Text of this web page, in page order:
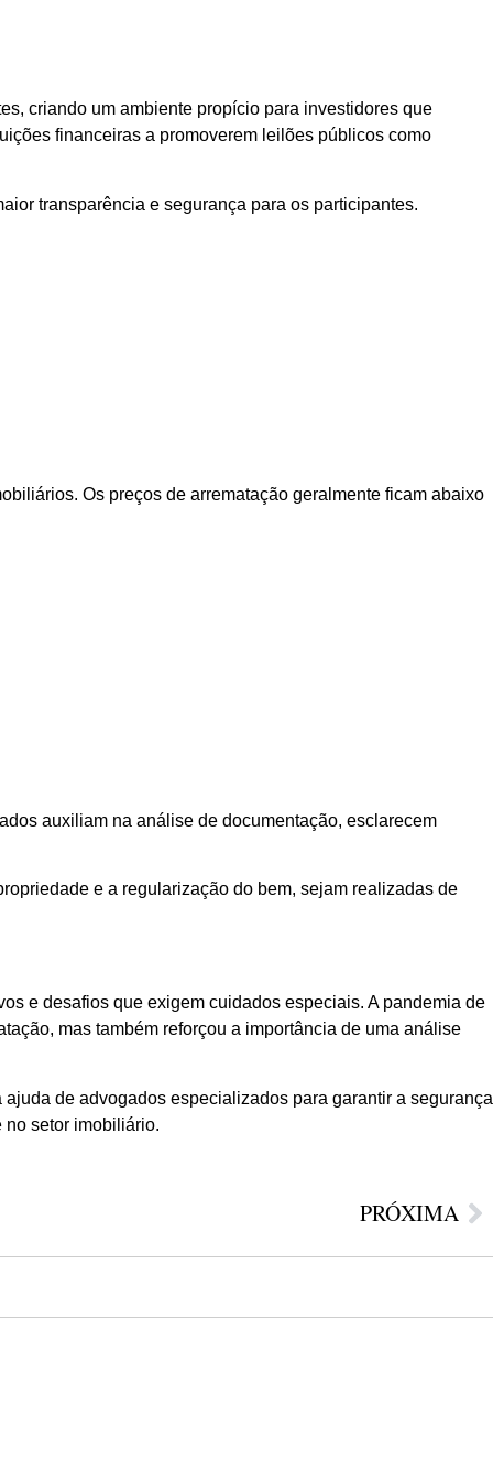
criando um ambiente propício para investidores que
financeiras a promoverem leilões públicos como
transparência e segurança para os participantes.
Os preços de arrematação geralmente ficam abaixo
auxiliam na análise de documentação, esclarecem
e a regularização do bem, sejam realizadas de
e desafios que exigem cuidados especiais. A pandemia de
mas também reforçou a importância de uma análise
de advogados especializados para garantir a segurança
no setor imobiliário.
PRÓXIMA